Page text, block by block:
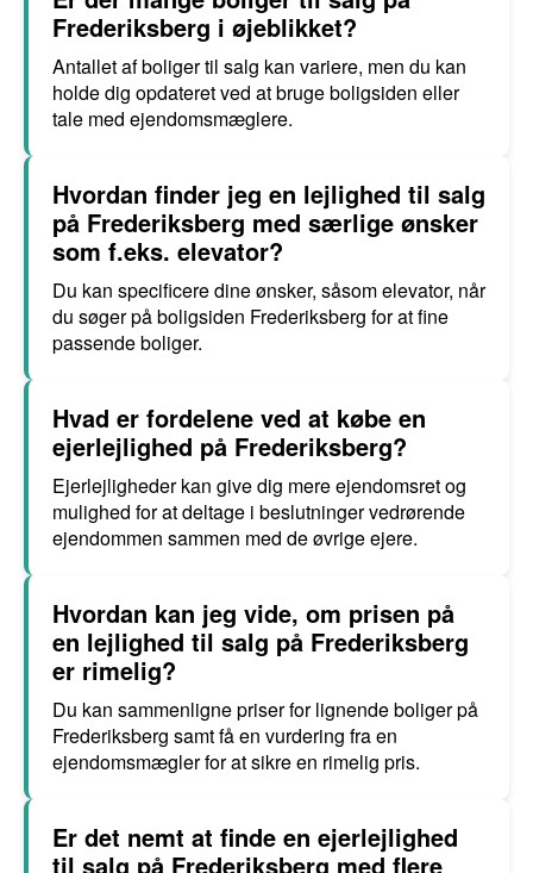
Frederiksberg i øjeblikket?
Antallet af boliger til salg kan variere, men du kan
holde dig opdateret ved at bruge boligsiden eller
tale med ejendomsmæglere.
Hvordan finder jeg en lejlighed til salg
på Frederiksberg med særlige ønsker
som f.eks. elevator?
Du kan specificere dine ønsker, såsom elevator, når
du søger på boligsiden Frederiksberg for at fine
passende boliger.
Hvad er fordelene ved at købe en
ejerlejlighed på Frederiksberg?
Ejerlejligheder kan give dig mere ejendomsret og
mulighed for at deltage i beslutninger vedrørende
ejendommen sammen med de øvrige ejere.
Hvordan kan jeg vide, om prisen på
en lejlighed til salg på Frederiksberg
er rimelig?
Du kan sammenligne priser for lignende boliger på
Frederiksberg samt få en vurdering fra en
ejendomsmægler for at sikre en rimelig pris.
Er det nemt at finde en ejerlejlighed
til salg på Frederiksberg med flere